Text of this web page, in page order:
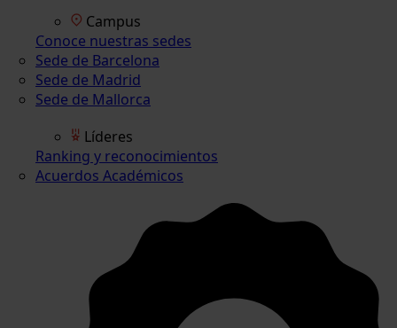
Campus
Conoce nuestras sedes
Sede de Barcelona
Sede de Madrid
Sede de Mallorca
Líderes
Ranking y reconocimientos
Acuerdos Académicos